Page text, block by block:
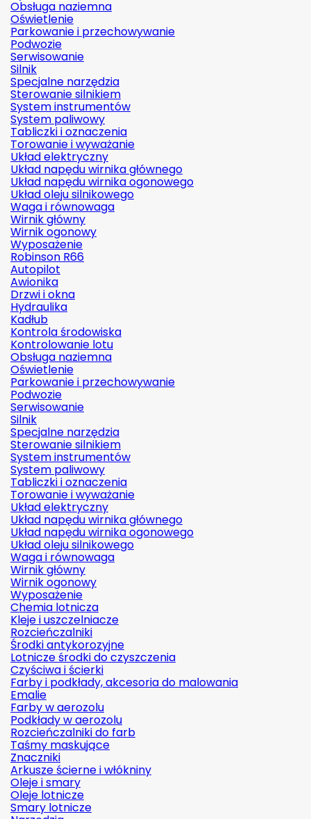
Obsługa naziemna
Oświetlenie
Parkowanie i przechowywanie
Podwozie
Serwisowanie
Silnik
Specjalne narzędzia
Sterowanie silnikiem
System instrumentów
System paliwowy
Tabliczki i oznaczenia
Torowanie i wyważanie
Układ elektryczny
Układ napędu wirnika głównego
Układ napędu wirnika ogonowego
Układ oleju silnikowego
Waga i równowaga
Wirnik główny
Wirnik ogonowy
Wyposażenie
Robinson R66
Autopilot
Awionika
Drzwi i okna
Hydraulika
Kadłub
Kontrola środowiska
Kontrolowanie lotu
Obsługa naziemna
Oświetlenie
Parkowanie i przechowywanie
Podwozie
Serwisowanie
Silnik
Specjalne narzędzia
Sterowanie silnikiem
System instrumentów
System paliwowy
Tabliczki i oznaczenia
Torowanie i wyważanie
Układ elektryczny
Układ napędu wirnika głównego
Układ napędu wirnika ogonowego
Układ oleju silnikowego
Waga i równowaga
Wirnik główny
Wirnik ogonowy
Wyposażenie
Chemia lotnicza
Kleje i uszczelniacze
Rozcieńczalniki
Środki antykorozyjne
Lotnicze środki do czyszczenia
Czyściwa i ścierki
Farby i podkłady, akcesoria do malowania
Emalie
Farby w aerozolu
Podkłady w aerozolu
Rozcieńczalniki do farb
Taśmy maskujące
Znaczniki
Arkusze ścierne i włókniny
Oleje i smary
Oleje lotnicze
Smary lotnicze